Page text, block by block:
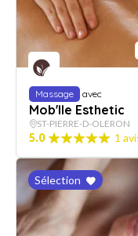
Massage avec
Mob'Ile Esthetic
ST-PIERRE-D-OLERON
5.0 1
Sélection